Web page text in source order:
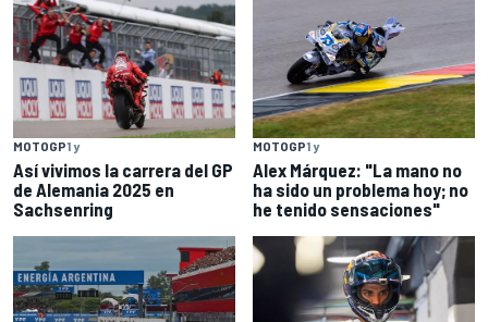
MOTOGP1 y
Así vivimos la carrera del GP
de Alemania 2025 en
Sachsenring
MOTOGP1 y
Alex Márquez: "La mano no
ha sido un problema hoy; no
he tenido sensaciones"